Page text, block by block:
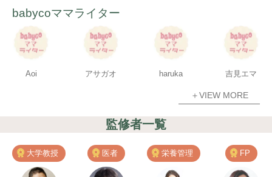
babycoママライター
Aoi アサガオ haruka 吉見エマ
＋VIEW MORE
監修者一覧
大学教授 医者 栄養管理 FP